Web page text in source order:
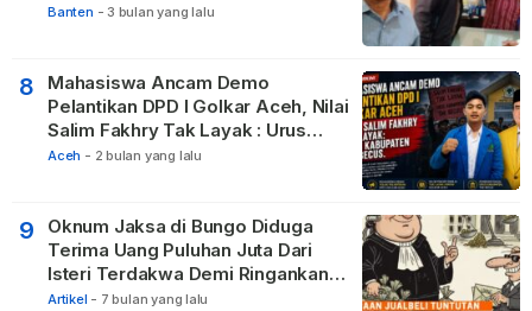
Banten - 3 bulan yang lalu
8
Mahasiswa Ancam Demo
Pelantikan DPD I Golkar Aceh, Nilai
Salim Fakhry Tak Layak : Urus
Kabupaten Tak Becus.
Aceh - 2 bulan yang lalu
9
Oknum Jaksa di Bungo Diduga
Terima Uang Puluhan Juta Dari
Isteri Terdakwa Demi Ringankan
Hukuman
Artikel - 7 bulan yang lalu